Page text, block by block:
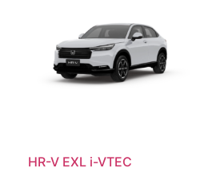
HR-V EXL i-VTEC